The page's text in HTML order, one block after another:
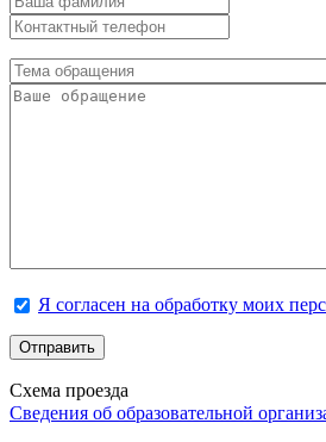
Я согласен на обработку моих
Схема проезда
Сведения об образовательной